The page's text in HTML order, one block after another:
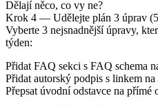
Dělají něco, co vy ne?
Krok 4 — Udělejte plán 3 úprav
Vyberte 3 nejsnadnější úpravy,
týden:
Přidat FAQ sekci s FAQ schema
Přidat autorský podpis s linkem na
Přepsat úvodní odstavce na